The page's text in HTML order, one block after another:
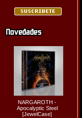
NARGAROTH -
Apocalyptic Steel
[JewelCase]